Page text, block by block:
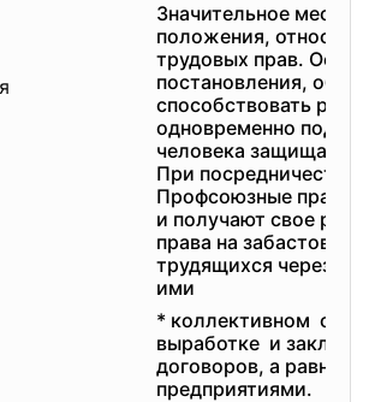
Значительное место
положения,
трудовых прав.
постановления,
способствовать
одновременно
человека защищать
При посредничестве
Профсоюзные права
и получают свое
права на забастовку,
трудящихся через
ими
* коллективном
выработке и
договоров, а равно в
предприятиями.